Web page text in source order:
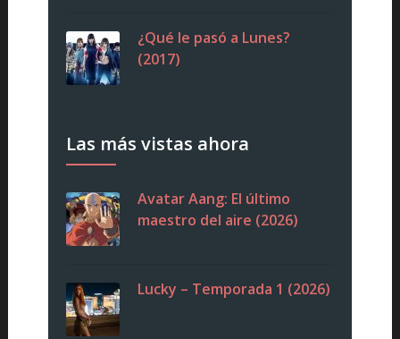
¿Qué le pasó a Lunes?
(2017)
Las más vistas ahora
Avatar Aang: El último
maestro del aire (2026)
Lucky – Temporada 1 (2026)